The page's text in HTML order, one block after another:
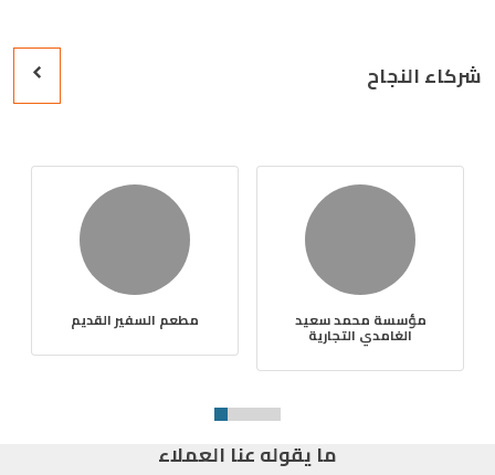
شركاء النجاح
مطعم السفير القديم مؤسسة محمد سعيد
الغامدي التجارية
ما يقوله عنا العملاء